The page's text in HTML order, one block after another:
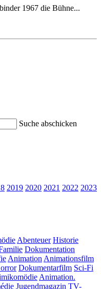
1967 die Bühne...
Suche abschicken
2019 2020 2021 2022 2023
Abenteuer Historie
Dokumentation
Animation Animationsfilm
Dokumentarfilm Sci-Fi
Animation.
Jugendmagazin TV-